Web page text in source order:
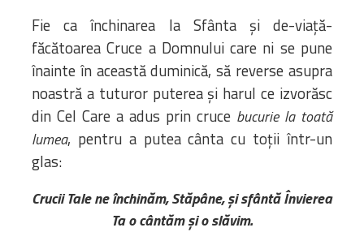
Fie ca închinarea la Sfânta și de-viață-
făcătoarea Cruce a Domnului care ni se pune
înainte în această duminică, să reverse asupra
noastră a tuturor puterea și harul ce izvorăsc
din Cel Care a adus prin cruce bucurie la toată
lumea, pentru a putea cânta cu toții într-un
glas:
Crucii Tale ne închinăm, Stăpâne, și sfântă Învierea
Ta o cântăm și o slăvim.